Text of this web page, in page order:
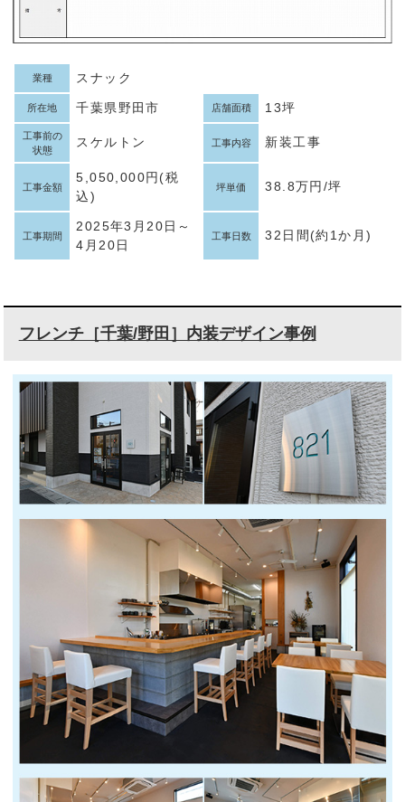
業種 スナック
所在地 千葉県野田市 店舗面積 13坪
工事前の
状態
スケルトン 工事内容 新装工事
工事金額
5,050,000円(税
込)
坪単価 38.8万円/坪
工事期間
2025年3月20日～
4月20日
工事日数 32日間(約1か月)
フレンチ［千葉/野田］内装デザイン事例